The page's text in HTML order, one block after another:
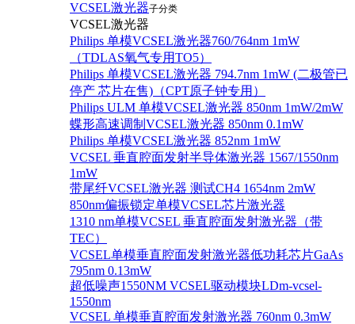
VCSEL激光器子分类
VCSEL激光器
Philips 单模VCSEL激光器760/764nm 1mW
（TDLAS氧气专用TO5）
Philips 单模VCSEL激光器 794.7nm 1mW (二极管已
停产 芯片在售)（CPT原子钟专用）
Philips ULM 单模VCSEL激光器 850nm 1mW/2mW
蝶形高速调制VCSEL激光器 850nm 0.1mW
Philips 单模VCSEL激光器 852nm 1mW
VCSEL 垂直腔面发射半导体激光器 1567/1550nm
1mW
带尾纤VCSEL激光器 测试CH4 1654nm 2mW
850nm偏振锁定单模VCSEL芯片激光器
1310 nm单模VCSEL 垂直腔面发射激光器（带
TEC）
VCSEL单模垂直腔面发射激光器低功耗芯片GaAs
795nm 0.13mW
超低噪声1550NM VCSEL驱动模块LDm-vcsel-
1550nm
VCSEL 单模垂直腔面发射激光器 760nm 0.3mW